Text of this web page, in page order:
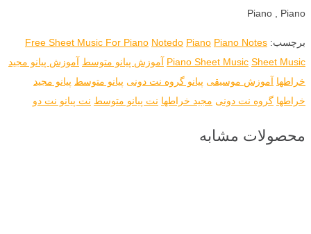
Piano , Piano
برچسب: Free Sheet Music For Piano Notedo Piano Piano Notes
Piano Sheet Music Sheet Music آموزش پیانو متوسط آموزش پیانو مجید
خراطها آموزش موسیقی پیانو گروه نت دونی پیانو متوسط پیانو مجید
خراطها گروه نت دونی مجید خراطها نت پیانو متوسط نت پیانو نت دو
محصولات مشابه